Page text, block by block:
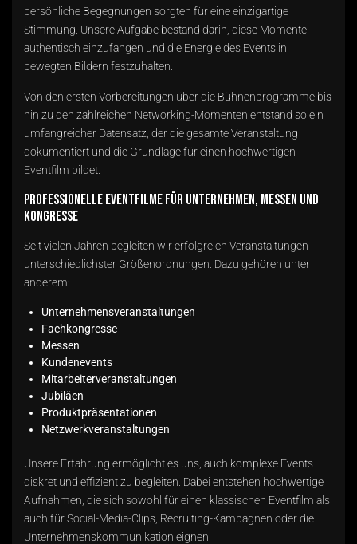
persönliche Begegnungen sorgten für eine einzigartige
Stimmung. Unsere Aufgabe bestand darin, diese Momente
authentisch einzufangen und die Energie des Events in
bewegten Bildern festzuhalten.
Von den ersten Vorbereitungen über die Bühnenprogramme bis
hin zu den zahlreichen Networking-Momenten entstand so ein
umfangreicher Datensatz, der die gesamte Veranstaltung
dokumentiert und die Grundlage für einen hochwertigen
Eventfilm bildet.
Professionelle Eventfilme für Unternehmen, Messen und
Kongresse
Seit vielen Jahren begleiten wir erfolgreich Veranstaltungen
unterschiedlichster Größenordnungen. Dazu gehören unter
anderem:
Unternehmensveranstaltungen
Fachkongresse
Messen
Kundenevents
Mitarbeiterveranstaltungen
Jubiläen
Produktpräsentationen
Netzwerkveranstaltungen
Unsere Erfahrung ermöglicht es uns, auch komplexe Events
diskret und effizient zu begleiten. Dabei entstehen hochwertige
Aufnahmen, die sich sowohl für einen klassischen Eventfilm als
auch für Social-Media-Clips, Recruiting-Kampagnen oder die
Unternehmenskommunikation eignen.